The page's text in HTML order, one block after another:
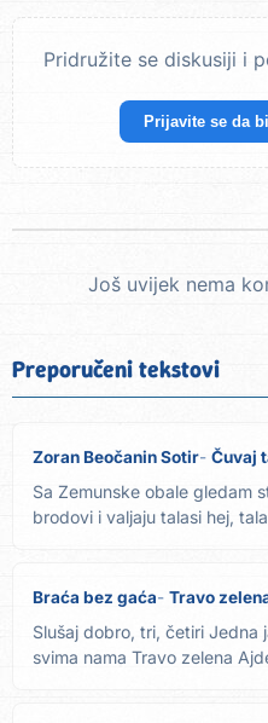
Pridružite se diskusiji i
Prijavite se da
Još uvijek nema
Preporučeni tekstovi
Zoran Beočanin Sotir Čuvaj
Sa Zemunske obale gledam
brodovi i valjaju talasi hej,
Braća bez gaća Travo
Slušaj dobro, tri, četiri Jedna
svima nama Travo zelena